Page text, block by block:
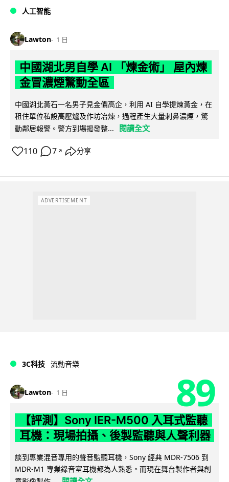
人工智能
Lawton 1 日
中國湖北男自學 AI 「煉金術」 屋內煉
金冒濃煙驚動全區
中國湖北黃石一名男子見金價高企，利用 AI 自學提煉黃金，在
租住單位私設高壓爐及作坊冶煉，過程產生大量刺鼻濃煙，驚
動鄰居報警。警方到場揭發整...
閱讀全文
110 7 ↗ 分享
ADVERTISEMENT
3C科技 流動音樂
Lawton 1 日 89
【評測】Sony IER-M500 入耳式監聽
耳機：現場拍攝、後製監聽與人聲利器
談到專業混音專用的聲音監聽耳機，Sony 經典 MDR-7506 到
MDR-M1 專業錄音室耳機都為人熟悉。而現在舞台製作者與創